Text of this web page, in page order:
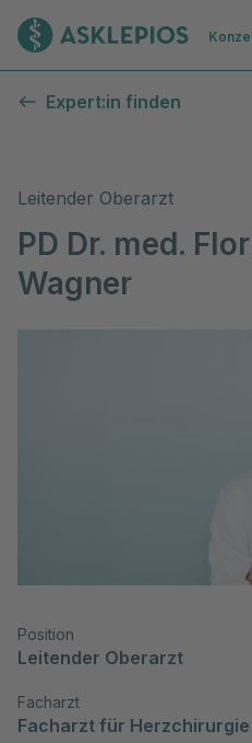
Zur
Expert:in finden
Leitender Oberarzt
PD Dr. med.
Wagner
Position
Leitender Oberarzt
Facharzt
Facharzt für Herzchirurgie